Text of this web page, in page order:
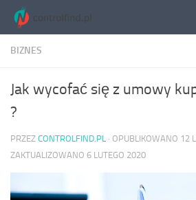
Skip to content
BIZNES
Jak wycofać się z umowy
?
PRZEZ CONTROLFIND.PL · OPUBLIKOWANO 12
ZAKTUALIZOWANO 6 LUTEGO 2020